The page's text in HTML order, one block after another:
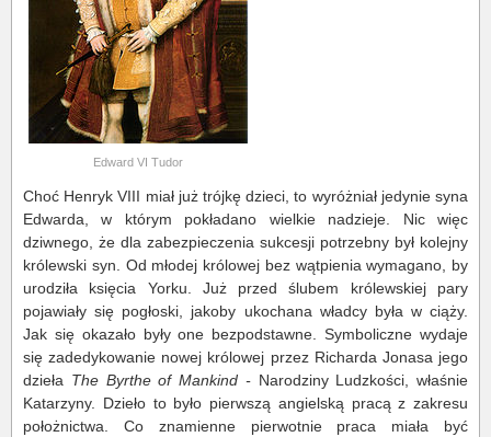
Edward VI Tudor
Choć Henryk VIII miał już trójkę dzieci, to wyróżniał jedynie syna
Edwarda, w którym pokładano wielkie nadzieje. Nic więc
dziwnego, że dla zabezpieczenia sukcesji potrzebny był kolejny
królewski syn. Od młodej królowej bez wątpienia wymagano, by
urodziła księcia Yorku. Już przed ślubem królewskiej pary
pojawiały się pogłoski, jakoby ukochana władcy była w ciąży.
Jak się okazało były one bezpodstawne. Symboliczne wydaje
się zadedykowanie nowej królowej przez Richarda Jonasa jego
dzieła The Byrthe of Mankind - Narodziny Ludzkości, właśnie
Katarzyny. Dzieło to było pierwszą angielską pracą z zakresu
położnictwa. Co znamienne pierwotnie praca miała być